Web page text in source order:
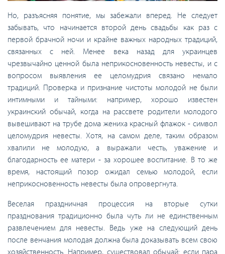
Но, разъясняя понятие, мы забежали вперед. Не следует
забывать, что начинается второй день свадьбы как раз с
первой брачной ночи и крайне важных народных традиций,
связанных с ней. Менее века назад для украинцев
чрезвычайно ценной была неприкосновенность невесты, и с
вопросом выявления ее целомудрия связано немало
традиций. Проверка и признание чистоты молодой не были
интимными и тайными: например, хорошо известен
украинский обычай, когда на рассвете родители молодого
вывешивают на трубе дома жениха красный флажок - символ
целомудрия невесты. Хотя, на самом деле, таким образом
хвалили не молодую, а выражали честь, уважение и
благодарность ее матери - за хорошее воспитание. В то же
время, настоящий позор ожидал семью молодой, если
неприкосновенность невесты была опровергнута.
Веселая праздничная процессия на вторые сутки
празднования традиционно была чуть ли не единственным
развлечением для невесты. Ведь уже на следующий день
после венчания молодая должна была доказывать всем свою
хозяйственность. Например, существовал обычай: если пара